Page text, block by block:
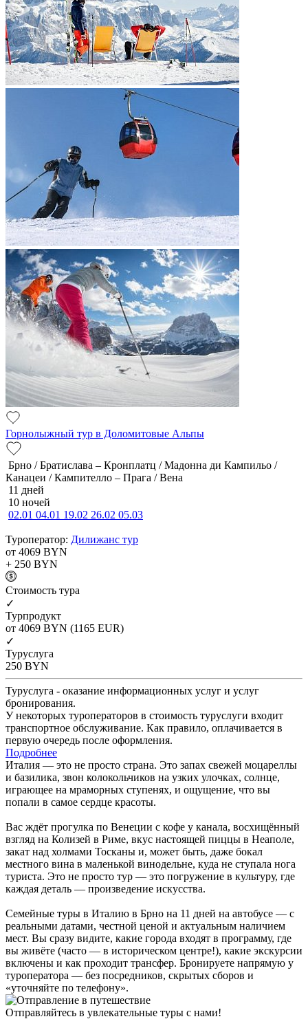
Горнолыжный тур в Доломитовые Альпы
Брно / Братислава – Кронплатц / Мадонна ди Кампильо /
Канацеи / Кампителло – Прага / Вена
11 дней
10 ночей
02.01 04.01 19.02 26.02 05.03
Туроператор: Дилижанс тур
от 4069 BYN
+ 250 BYN
Cтоимость тура
✓
Турпродукт
от 4069 BYN (1165 EUR)
✓
Туруслуга
250 BYN
Туруслуга - оказание информационных услуг и услуг
бронирования.
У некоторых туроператоров в стоимость туруслуги входит
транспортное обслуживание. Как правило, оплачивается в
первую очередь после оформления.
Подробнее
Италия — это не просто страна. Это запах свежей моцареллы
и базилика, звон колокольчиков на узких улочках, солнце,
играющее на мраморных ступенях, и ощущение, что вы
попали в самое сердце красоты.
Вас ждёт прогулка по Венеции с кофе у канала, восхищённый
взгляд на Колизей в Риме, вкус настоящей пиццы в Неаполе,
закат над холмами Тосканы и, может быть, даже бокал
местного вина в маленькой винодельне, куда не ступала нога
туриста. Это не просто тур — это погружение в культуру, где
каждая деталь — произведение искусства.
Семейные туры в Италию в Брно на 11 дней на автобусе — с
реальными датами, честной ценой и актуальным наличием
мест. Вы сразу видите, какие города входят в программу, где
вы живёте (часто — в историческом центре!), какие экскурсии
включены и как проходит трансфер. Бронируете напрямую у
туроператора — без посредников, скрытых сборов и
«уточняйте по телефону».
Отправляйтесь в увлекательные туры с нами!